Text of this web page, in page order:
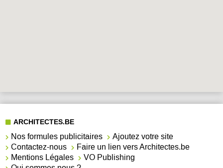
ARCHITECTES.BE
Nos formules publicitaires
Ajoutez votre site
Contactez-nous
Faire un lien vers Architectes.be
Mentions Légales
VO Publishing